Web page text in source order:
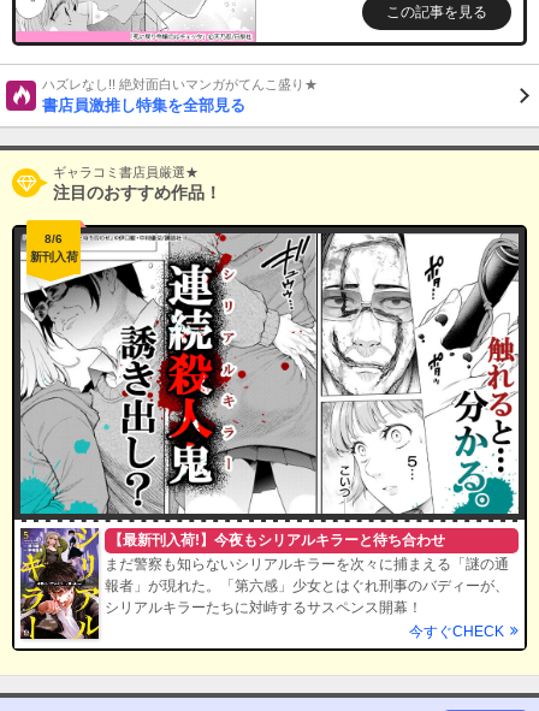
この記事を見る
ハズレなし!! 絶対面白いマンガがてんこ盛り★
書店員激推し特集を全部見る
ギャラコミ書店員厳選★
注目のおすすめ作品！
8/6
新刊入荷
【最新刊入荷!】今夜もシリアルキラーと待ち合わせ
まだ警察も知らないシリアルキラーを次々に捕まえる「謎の通
報者」が現れた。「第六感」少女とはぐれ刑事のバディーが、
シリアルキラーたちに対峙するサスペンス開幕！
今すぐCHECK